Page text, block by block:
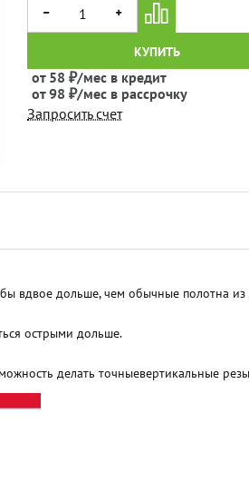
КУПИТЬ
от 58 ₽/мес в кредит
от 98 ₽/мес в рассрочку
Запросить счет
вдвое дольше, чем обычные полотна из
острыми дольше.
делать точныевертикальные